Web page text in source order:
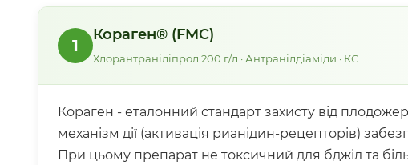
1
Кораген® (FMC)
Хлорантраніліпрол 200 г/л · Антранілдіаміди · КС
Кораген - еталонний стандарт захисту від
механізм дії (активація рианідин-рецепторів)
При цьому препарат не токсичний для бджіл та